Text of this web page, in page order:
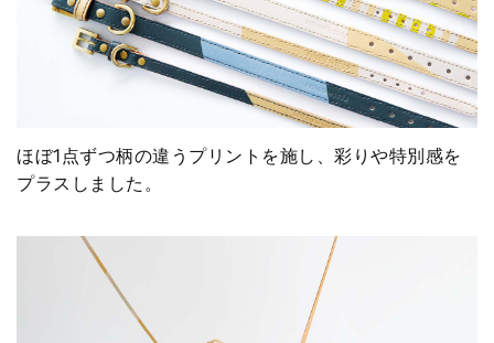
ほぼ1点ずつ柄の違うプリントを施し、彩りや特別感を
プラスしました。